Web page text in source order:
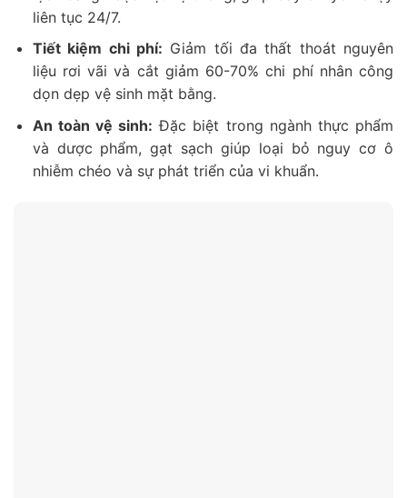
liên tục 24/7.
Tiết kiệm chi phí: Giảm tối đa thất thoát nguyên
liệu rơi vãi và cắt giảm 60-70% chi phí nhân công
dọn dẹp vệ sinh mặt bằng.
An toàn vệ sinh: Đặc biệt trong ngành thực phẩm
và dược phẩm, gạt sạch giúp loại bỏ nguy cơ ô
nhiễm chéo và sự phát triển của vi khuẩn.